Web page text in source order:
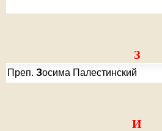
З
Преп. Зосима Палестинский
И